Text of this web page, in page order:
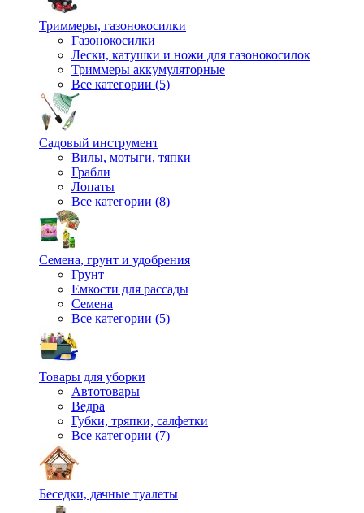
Триммеры, газонокосилки
Газонокосилки
Лески, катушки и ножи для газонокосилок
Триммеры аккумуляторные
Все категории (5)
Садовый инструмент
Вилы, мотыги, тяпки
Грабли
Лопаты
Все категории (8)
Семена, грунт и удобрения
Грунт
Емкости для рассады
Семена
Все категории (5)
Товары для уборки
Автотовары
Ведра
Губки, тряпки, салфетки
Все категории (7)
Беседки, дачные туалеты